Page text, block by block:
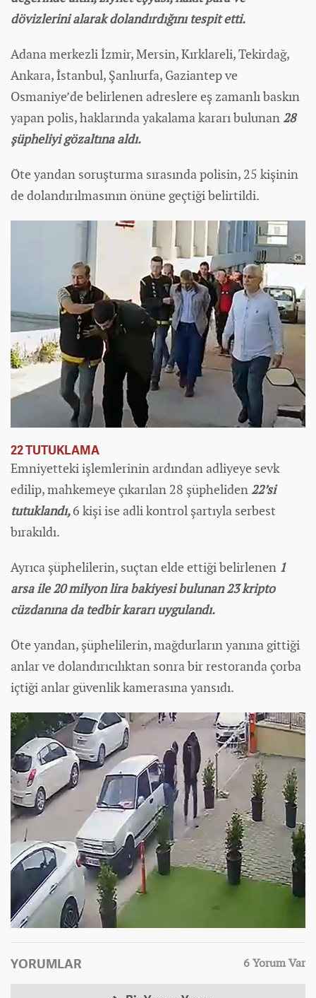
dövizlerini alarak dolandırdığını tespit etti.
Adana merkezli İzmir, Mersin, Kırklareli, Tekirdağ,
Ankara, İstanbul, Şanlıurfa, Gaziantep ve
Osmaniye’de belirlenen adreslere eş zamanlı baskın
yapan polis, haklarında yakalama kararı bulunan 28
şüpheliyi gözaltına aldı.
Öte yandan soruşturma sırasında polisin, 25 kişinin
de dolandırılmasının önüne geçtiği belirtildi.
22 TUTUKLAMA
Emniyetteki işlemlerinin ardından adliyeye sevk
edilip, mahkemeye çıkarılan 28 şüpheliden 22’si
tutuklandı,6 kişi ise adli kontrol şartıyla serbest
bırakıldı.
Ayrıca şüphelilerin, suçtan elde ettiği belirlenen 1
arsa ile 20 milyon lira bakiyesi bulunan 23 kripto
cüzdanına da tedbir kararı uygulandı.
Öte yandan, şüphelilerin, mağdurların yanına gittiği
anlar ve dolandırıcılıktan sonra bir restoranda çorba
içtiği anlar güvenlik kamerasına yansıdı.
YORUMLAR 6 Yorum Var